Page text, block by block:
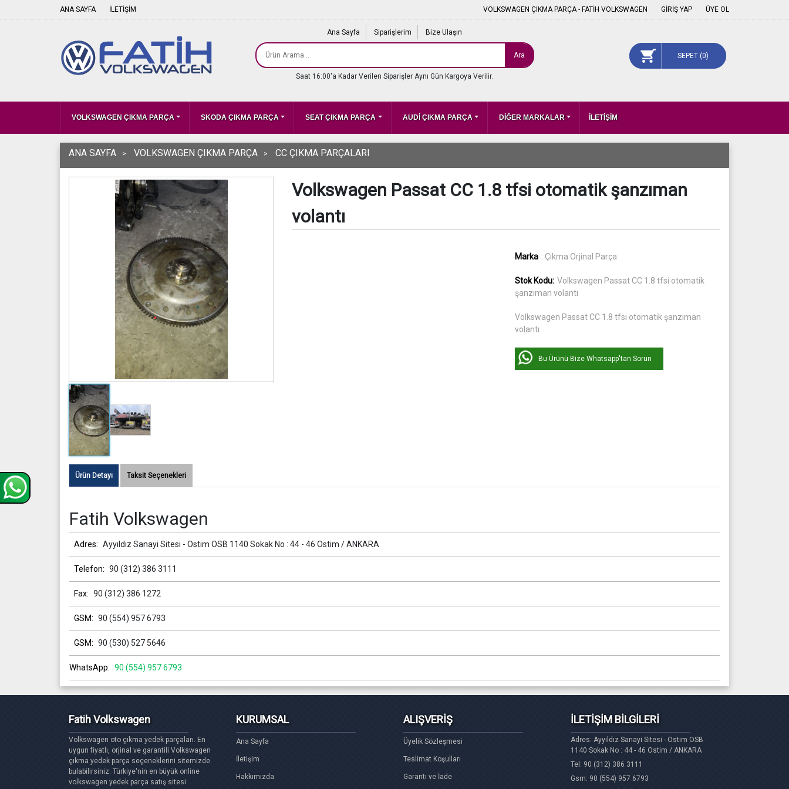
ANA SAYFA İLETİŞİM VOLKSWAGEN ÇIKMA PARÇA - FATİH VOLKSWAGEN GİRİŞ YAP ÜYE OL
Ana Sayfa Siparişlerim Bize Ulaşın
Ara
Saat 16:00'a Kadar Verilen Siparişler Aynı Gün Kargoya Verilir.
SEPET (0)
VOLKSWAGEN ÇIKMA PARÇA SKODA ÇIKMA PARÇA SEAT ÇIKMA PARÇA AUDİ ÇIKMA PARÇA DİĞER MARKALAR İLETİŞİM
ANA SAYFA VOLKSWAGEN ÇIKMA PARÇA CC ÇIKMA PARÇALARI
Volkswagen Passat CC 1.8 tfsi otomatik şanzıman
volantı
Marka : Çıkma Orjinal Parça
Stok Kodu: Volkswagen Passat CC 1.8 tfsi otomatik
şanzıman volantı
Volkswagen Passat CC 1.8 tfsi otomatik şanzıman
volantı
Bu Ürünü Bize Whatsapp'tan Sorun
Ürün Detayı Taksit Seçenekleri
Fatih Volkswagen
Adres: Ayyıldız Sanayi Sitesi - Ostim OSB 1140 Sokak No : 44 - 46 Ostim / ANKARA
Telefon: 90 (312) 386 3111
Fax: 90 (312) 386 1272
GSM: 90 (554) 957 6793
GSM: 90 (530) 527 5646
WhatsApp: 90 (554) 957 6793
Fatih Volkswagen
Volkswagen oto çıkma yedek parçaları. En
uygun fiyatlı, orjinal ve garantili Volkswagen
çıkma yedek parça seçeneklerini sitemizde
bulabilirsiniz. Türkiye'nin en büyük online
volkswagen yedek parça satış sitesi
KURUMSAL
Ana Sayfa
İletişim
Hakkımızda
ALIŞVERİŞ
Üyelik Sözleşmesi
Teslimat Koşulları
Garanti ve İade
İLETİŞİM BİLGİLERİ
Adres: Ayyıldız Sanayi Sitesi - Ostim OSB
1140 Sokak No : 44 - 46 Ostim / ANKARA
Tel: 90 (312) 386 3111
Gsm: 90 (554) 957 6793